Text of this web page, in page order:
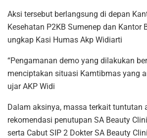
Aksi tersebut berlangsung di depan
Kesehatan P2KB Sumenep dan Kantor
ungkap Kasi Humas Akp Widiarti
“Pengamanan demo yang dilakukan
menciptakan situasi Kamtibmas yang
ujar AKP Widi
Dalam aksinya, massa terkait tuntutan
rekomendasi penutupan SA Beauty
serta Cabut SIP 2 Dokter SA Beauty